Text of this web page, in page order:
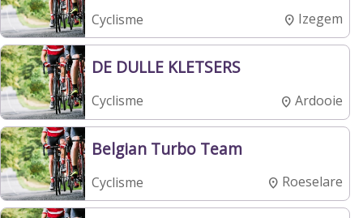
Cyclisme Izegem
DE DULLE KLETSERS
Cyclisme Ardooie
Belgian Turbo Team
Cyclisme Roeselare